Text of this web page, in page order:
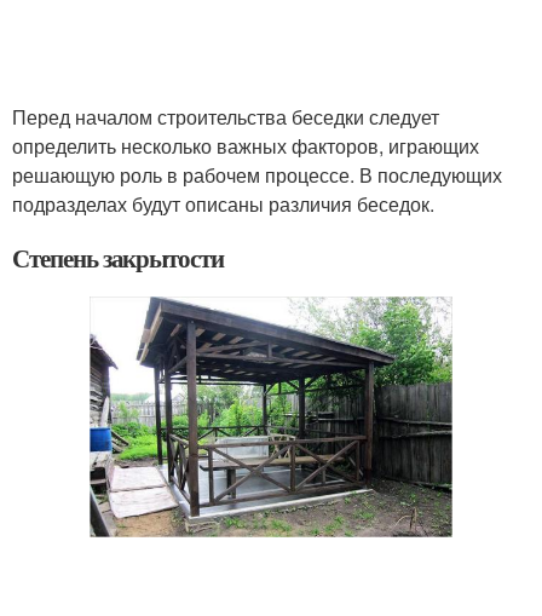
Перед началом строительства беседки следует
определить несколько важных факторов, играющих
решающую роль в рабочем процессе. В последующих
подразделах будут описаны различия беседок.
Степень закрытости